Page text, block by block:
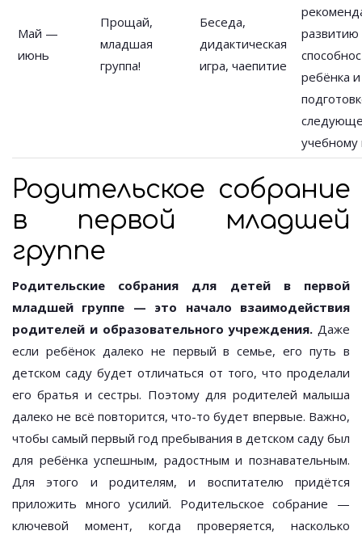
Май —
июнь
Прощай,
младшая
группа!
Беседа,
дидактическая
игра, чаепитие
развитию
ребёнка
учебному
Родительское собрание
в первой младшей
группе
Родительские собрания для детей в первой
младшей группе — это начало взаимодействия
родителей и образовательного учреждения. Даже
если ребёнок далеко не первый в семье, его путь в
детском саду будет отличаться от того, что проделали
его братья и сестры. Поэтому для родителей малыша
далеко не всё повторится, что-то будет впервые. Важно,
чтобы самый первый год пребывания в детском саду был
для ребёнка успешным, радостным и познавательным.
Для этого и родителям, и воспитателю придётся
приложить много усилий. Родительское собрание —
ключевой момент, когда проверяется, насколько